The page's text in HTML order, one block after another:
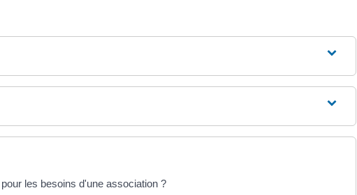
les besoins d'une association ?